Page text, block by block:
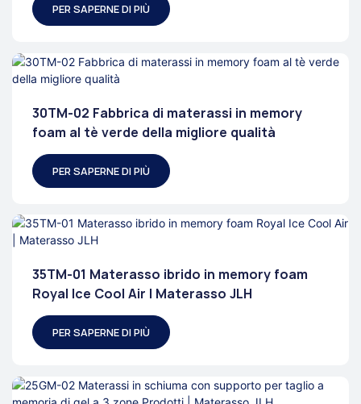
PER SAPERNE DI PIÙ
30TM-02 Fabbrica di materassi in memory
foam al tè verde della migliore qualità
PER SAPERNE DI PIÙ
35TM-01 Materasso ibrido in memory foam
Royal Ice Cool Air | Materasso JLH
PER SAPERNE DI PIÙ